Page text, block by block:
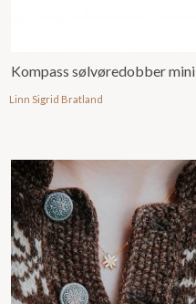
Kompass sølvøredobber mini
Linn Sigrid Bratland